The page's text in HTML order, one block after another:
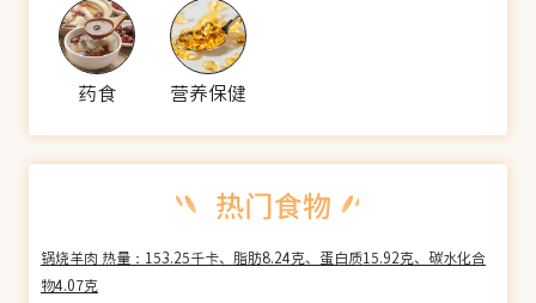
药食 营养保健
锅烧羊肉 热量：153.25千卡、脂肪8.24克、蛋白质15.92克、碳水化合
物4.07克